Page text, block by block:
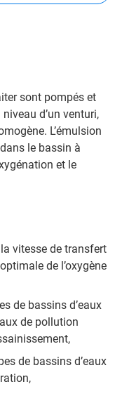
sont pompés et
d’un venturi,
L’émulsion
le bassin à
et le
vitesse de transfert
de l’oxygène
de bassins d’eaux
de pollution
de bassins d’eaux